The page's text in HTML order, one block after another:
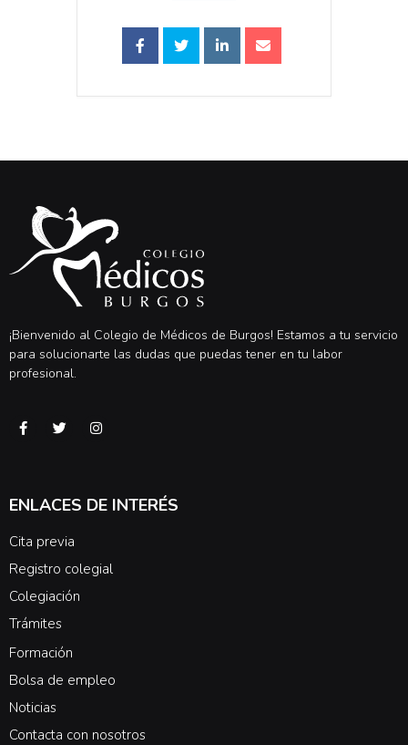
¡Bienvenido al Colegio de Médicos de Burgos! Estamos a tu servicio
para solucionarte las dudas que puedas tener en tu labor
profesional.
ENLACES DE INTERÉS
Cita previa
Registro colegial
Colegiación
Trámites
Formación
Bolsa de empleo
Noticias
Contacta con nosotros